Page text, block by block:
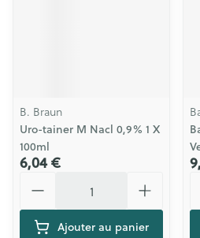
B. Braun
Uro-tainer M Nacl 0,9% 1 X
100ml
6,04 €
Ajouter au panier